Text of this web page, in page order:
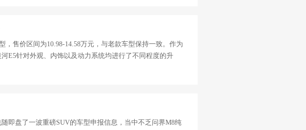
，售价区间为10.98-14.58万元，与老款车型保持一致。作为
E5针对外观、内饰以及动力系统均进行了不同程度的升
即盘了一波重磅SUV的车型申报信息，当中不乏问界M8纯